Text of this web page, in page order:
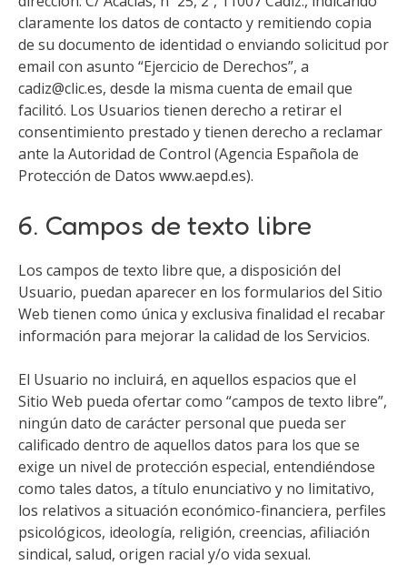
claramente los datos de contacto y remitiendo copia
de su documento de identidad o enviando solicitud por
email con asunto “Ejercicio de Derechos”, a
cadiz@clic.es, desde la misma cuenta de email que
facilitó. Los Usuarios tienen derecho a retirar el
consentimiento prestado y tienen derecho a reclamar
ante la Autoridad de Control (Agencia Española de
Protección de Datos www.aepd.es).
6. Campos de texto libre
Los campos de texto libre que, a disposición del
Usuario, puedan aparecer en los formularios del Sitio
Web tienen como única y exclusiva finalidad el recabar
información para mejorar la calidad de los Servicios.
El Usuario no incluirá, en aquellos espacios que el
Sitio Web pueda ofertar como “campos de texto libre”,
ningún dato de carácter personal que pueda ser
calificado dentro de aquellos datos para los que se
exige un nivel de protección especial, entendiéndose
como tales datos, a título enunciativo y no limitativo,
los relativos a situación económico-financiera, perfiles
psicológicos, ideología, religión, creencias, afiliación
sindical, salud, origen racial y/o vida sexual.